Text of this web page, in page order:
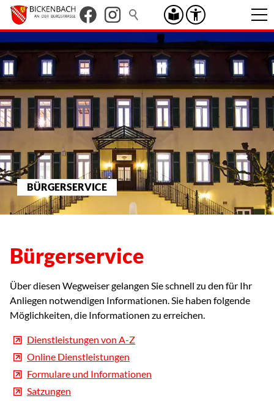
BÜRGERSERVICE
Bürgerservice
Über diesen Wegweiser gelangen Sie schnell zu den für Ihr
Anliegen notwendigen Informationen. Sie haben folgende
Möglichkeiten, die Informationen zu erreichen.
Dienstleistungen von A-Z
Online Dienstleistungen
Formulare und Informationen
Satzungen